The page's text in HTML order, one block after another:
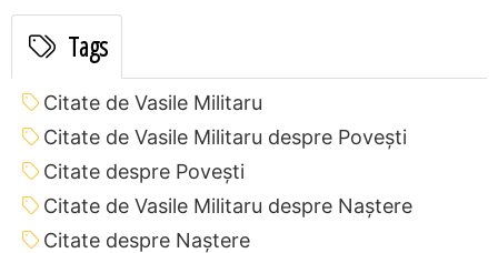
Tags
Citate de Vasile Militaru
Citate de Vasile Militaru despre Povești
Citate despre Povești
Citate de Vasile Militaru despre Naștere
Citate despre Naștere